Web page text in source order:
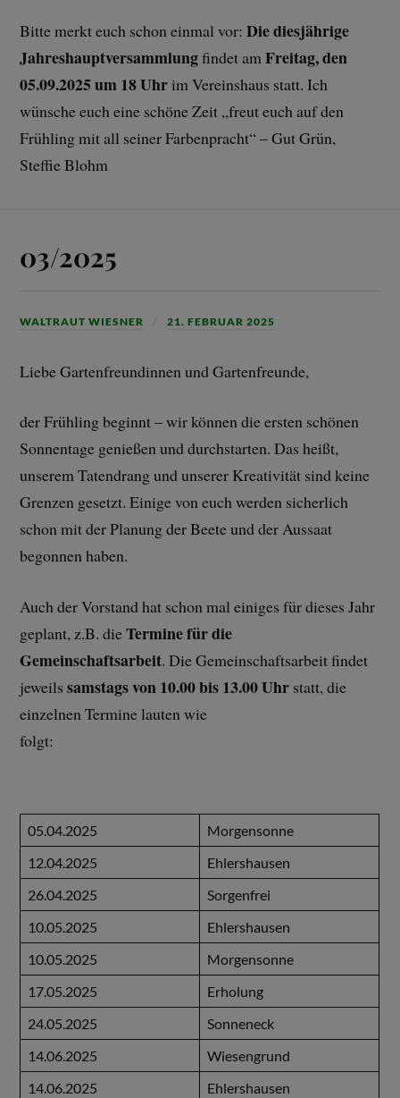
Bitte merkt euch schon einmal vor:Die diesjährige
Jahreshauptversammlungfindet amFreitag, den
05.09.2025 um 18 Uhrim Vereinshaus statt. Ich
wünsche euch eine schöne Zeit „freut euch auf den
Frühling mit all seiner Farbenpracht“ – Gut Grün,
Steffie Blohm
03/2025
WALTRAUT WIESNER 21. FEBRUAR 2025
Liebe Gartenfreundinnen und Gartenfreunde,
der Frühling beginnt – wir können die ersten schönen
Sonnentage genießen und durchstarten. Das heißt,
unserem Tatendrang und unserer Kreativität sind keine
Grenzen gesetzt. Einige von euch werden sicherlich
schon mit der Planung der Beete und der Aussaat
begonnen haben.
Auch der Vorstand hat schon mal einiges für dieses Jahr
geplant, z.B. dieTermine für die
Gemeinschaftsarbeit. Die Gemeinschaftsarbeit findet
jeweilssamstags von 10.00 bis 13.00 Uhr statt, die
einzelnen Termine lauten wie
folgt:
05.04.2025
Morgensonne
12.04.2025
Ehlershausen
26.04.2025
Sorgenfrei
10.05.2025
Ehlershausen
10.05.2025
Morgensonne
17.05.2025
Erholung
24.05.2025
Sonneneck
14.06.2025
Wiesengrund
14.06.2025
Ehlershausen